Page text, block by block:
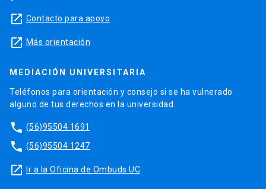
launch Contacto para apoyo
launch Más orientación
MEDIACIÓN UNIVERSITARIA
Teléfonos para orientación y consejo si se ha vulnerado
alguno de tus derechos en la universidad.
phone (56)95504 1691
phone (56)95504 1247
launch Ir a la Oficina de Ombuds UC